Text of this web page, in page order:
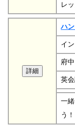
レ
ハ
イ
府中
英
一
う！